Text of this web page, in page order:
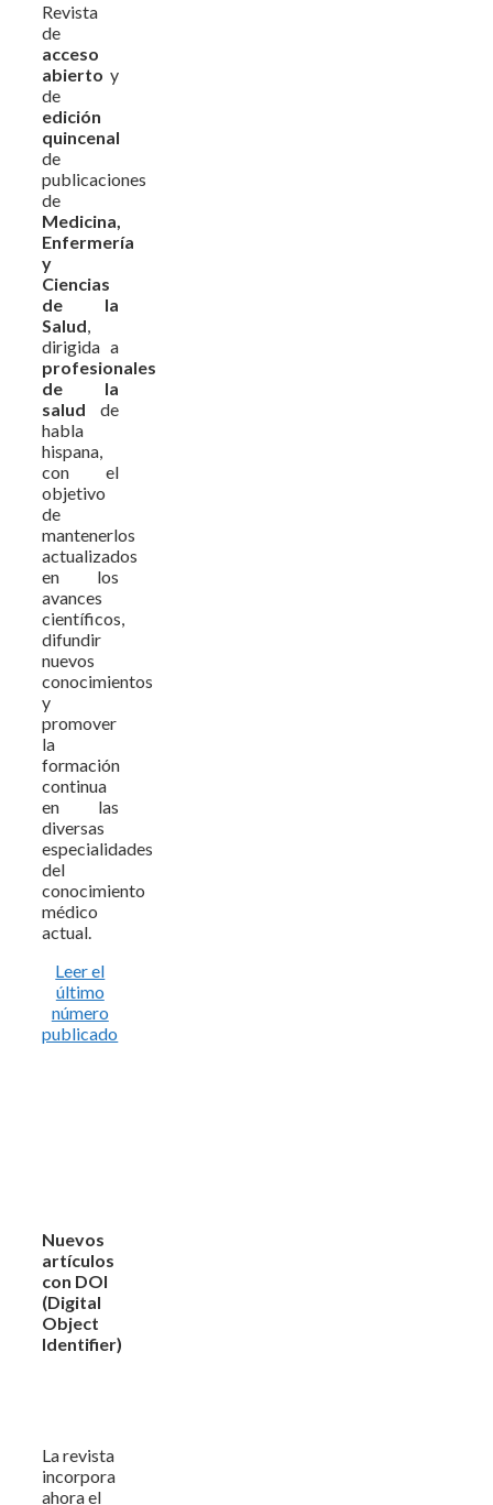
Revista
de
acceso
abierto y
de
edición
quincenal
de
publicaciones
de
Medicina,
Enfermería
y
Ciencias
de la
Salud,
dirigida a
profesionales
de la
salud de
habla
hispana,
con el
objetivo
de
mantenerlos
actualizados
en los
avances
científicos,
difundir
nuevos
conocimientos
y
promover
la
formación
continua
en las
diversas
especialidades
del
conocimiento
médico
actual.
Leer el
último
número
publicado
Nuevos
artículos
con DOI
(Digital
Object
Identifier)
La revista
incorpora
ahora el